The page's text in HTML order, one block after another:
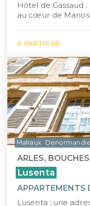
Hôtel de Gassaud
au cœur de
À PARTIR DE
ARLES,
Lusenta
APPARTEMENTS
Lusenta : une
Malraux Denormandie